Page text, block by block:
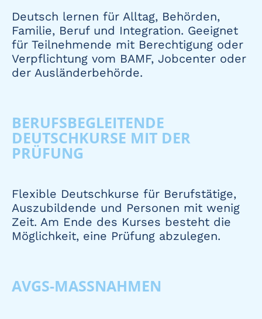
Deutsch lernen für Alltag, Behörden,
Familie, Beruf und Integration. Geeignet
für Teilnehmende mit Berechtigung oder
Verpflichtung vom BAMF, Jobcenter oder
der Ausländerbehörde.
BERUFSBEGLEITENDE
DEUTSCHKURSE MIT DER
PRÜFUNG
Flexible Deutschkurse für Berufstätige,
Auszubildende und Personen mit wenig
Zeit. Am Ende des Kurses besteht die
Möglichkeit, eine Prüfung abzulegen.
AVGS-MASSNAHMEN